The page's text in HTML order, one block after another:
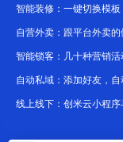
智能装修：一键切换模
自营外卖：跟平台外卖
智能锁客：几十种营销
自动私域：添加好友，
线上线下：创米云小程序